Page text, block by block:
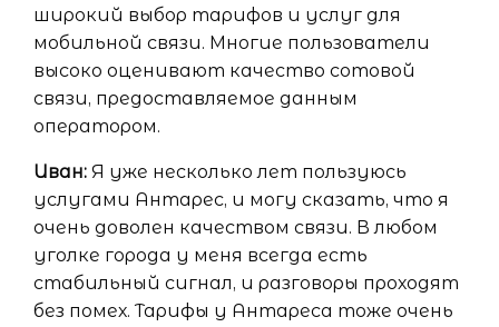
широкий выбор тарифов и услуг для
мобильной связи. Многие пользователи
высоко оценивают качество сотовой
связи, предоставляемое данным
оператором.
Иван: Я уже несколько лет пользуюсь
услугами Антарес, и могу сказать, что я
очень доволен качеством связи. В любом
уголке города у меня всегда есть
стабильный сигнал, и разговоры проходят
без помех. Тарифы у Антареса тоже очень